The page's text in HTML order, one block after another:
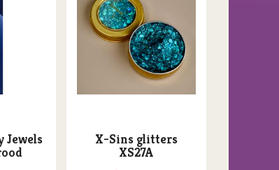
Jewels
X-Sins glitters
XS27A